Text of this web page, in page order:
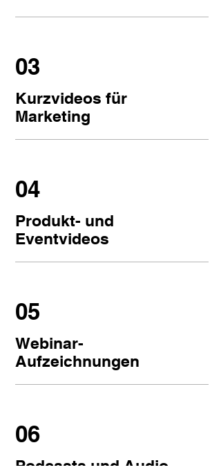
03
Kurzvideos für
Marketing
04
Produkt- und
Eventvideos
05
Webinar-
Aufzeichnungen
06
Podcasts und Audio-